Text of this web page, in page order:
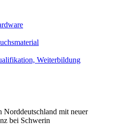
Weiterbildung
Norddeutschland mit neuer
bei Schwerin